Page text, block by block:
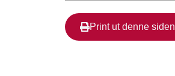
Print ut denne siden